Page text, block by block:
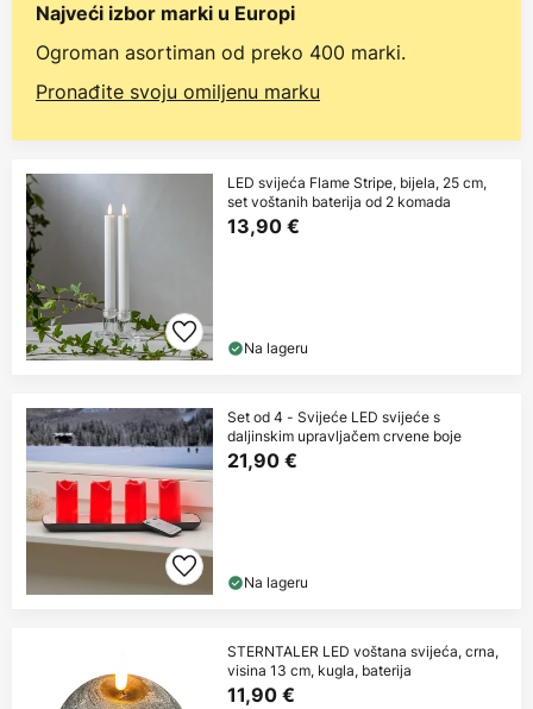
Najveći izbor marki u Europi
Ogroman asortiman od preko 400 marki.
Pronađite svoju omiljenu marku
LED svijeća Flame Stripe, bijela, 25 cm,
set voštanih baterija od 2 komada
13,90 €
Na lageru
Set od 4 - Svijeće LED svijeće s
daljinskim upravljačem crvene boje
21,90 €
Na lageru
STERNTALER LED voštana svijeća, crna,
visina 13 cm, kugla, baterija
11,90 €